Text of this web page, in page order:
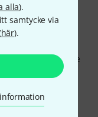
alla).
samtycke via
här).
I live in Puerto
smoothly. My
I received the
to say they are
backtracks,
planned